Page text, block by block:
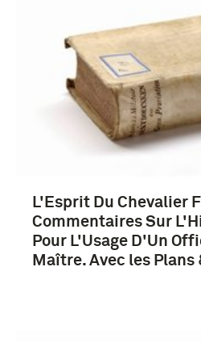
boek (5)
Klassieke Oudheid (3)
L'Esprit Du Chevalier
Commentaires Sur
Pour L'Usage D'Un
Maître. Avec les